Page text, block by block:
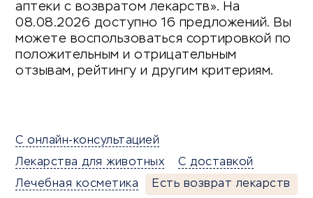
аптеки с возвратом лекарств». На
08.08.2026 доступно 16 предложений. Вы
можете воспользоваться сортировкой по
положительным и отрицательным
отзывам, рейтингу и другим критериям.
С онлайн-консультацией
Лекарства для животных
С доставкой
Лечебная косметика
Есть возврат лекарств